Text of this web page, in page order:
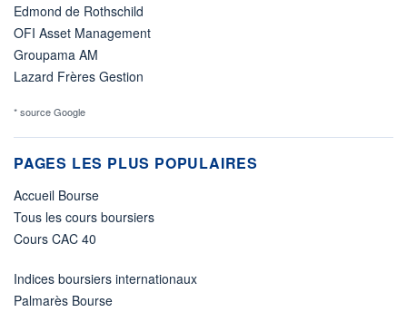
Edmond de Rothschild
OFI Asset Management
Groupama AM
Lazard Frères Gestion
* source Google
PAGES LES PLUS POPULAIRES
Accueil Bourse
Tous les cours boursiers
Cours CAC 40
Indices boursiers internationaux
Palmarès Bourse